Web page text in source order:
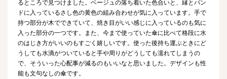
るところで見つけました。ベージュの落ち着いた色合いと、縁とバン
ドに入っているさし色の黄色の組み合わせが気に入っています。手で
持つ部分が木でできていて、焼き目がいい感じに入っているのも気に
入った部分の一つです。また、今まで使っていた傘に比べて格段に水
のはじき方がいいのもすごく嬉しいです。使った後持ち運ぶときにど
うしても水滴がついていると手や周りがどうしても濡れてしまうの
で、そういった心配事が減るのもいいなと思いました。デザインも性
能も文句なしの傘です。